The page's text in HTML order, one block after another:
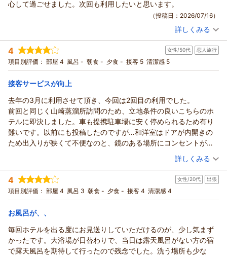
夜食のちゃんぽんは、お仕事終わりのひとときに手軽に召し上
がっていただけるようご用意しておりますので、ご満足いただ
けたことは私共にとっても大きな励みとなります。
よう、より一層のサービス向上に努めてまいります。
また出張でこちらへお越しの際は、ぜひ当ホテルへお立ち寄り
くださいませ。
お客様のまたのお越しを、スタッフ一同心よりお待ち申し上げ
ホテルアベストグランデ高槻 フロント 六車
（返信日：2026/07/21）
お部屋にあるメッセージカードはとても嬉しいです。いつも何が
書かれているのかなと楽しみです。帰りに渡して下さるクッキー
いつも当ホテルをご利用いただき、誠にありがとうございま
また、お忙しい中温かいご感想をお寄せいただきましたこと、
重ねて御礼申し上げます。
「大好きなホテルの一つ」とのお言葉をいただき、スタッフ一
同大変感激しております。
立地や大浴場、お部屋の清潔感に加え、私どものメッセージカ
ードやささやかなお菓子まで、細やかな点にお気づきいただ
しかしながら、大浴場のシャワーに関しまして、ご不便をおか
けしましたことを深くお詫び申し上げます。
せっかくのリラックスタイムに、使い勝手の面でご不自由をお
かけしてしまい、配慮が足りていなかったと猛省しておりま
す。
ご指摘いただいたシャワーフックにつきましては、スタッフが
より、通常よりも動きが硬くなっていた可能性がございます。
事前の確認やご案内が不足しており、誠に申し訳ございません
でした。
「これからも泊まりたい」というお客様の温かいお言葉を裏切
今後とも心地よい空間とおもてなしを提供できるよう努めてま
いります。
また次回、お客様の笑顔にお会いできる日を、スタッフ一同心
心して過ごせました。次回も利用したいと思います。
（投稿日：2026/07/16）
投稿者： さっちさん(女性/50代)
宿泊プラン： 【じゃらんスペシャルウィーク】是非ご試泊を！大浴場＆サウ
ナも有☆素泊まり
和洋室 食事なし
宿泊価格帯： 9,001～10,000円(大人一人あたり/税込)
この度は当ホテルをご利用いただき、誠にありがとうございま
す。
お部屋の清潔感やスタッフの対応につきまして、温かいお言葉
をいただき大変光栄でございます。
「また利用したい」とのお言葉は、スタッフにとって何よりの
次回大阪にお越しの際も、より快適なひとときを提供できるよ
う努めてまいります。
お客様にまたお会いできる日を、スタッフ一同心よりお待ち申
し上げております。
ホテルアベストグランデ高槻フロント 藤田
詳しくみる
4 女性/50代 恋人旅行
項目別評価： 部屋 4 風呂 - 朝食 - 夕食 - 接客 5 清潔感 5
接客サービスが向上
去年の3月に利用させて頂き、今回は2回目の利用でした。
前回と同じく山崎蒸溜所訪問のため、立地条件の良いこちらのホ
テルに即決しました。車も提携駐車場に安く停められるため有り
難いです。以前にも投稿したのですが…和洋室はドアが内開きの
ため出入りが狭くて不便なのと、鏡のある場所にコンセントがな
いためドライヤーが使いにくいのが前回と変わっていなかったた
めちょっと残念。入り口は仕方ないにしても、せめて鏡が別に準
備してあると助かるなぁと思いました。ただ接客・サービスは満
足です。みなさんがとても丁寧でチェックイン・チェックアウト
時はもちろん外出時のお見送りまで…とても気分良く過ごさせて
（笑）大浴場は時間がなくて利用できなかったので次回は出来た
ら利用したいと思います。
（投稿日：2026/07/09）
宿泊時期： 2026年07月宿泊 (恋人旅行)
投稿者： たまさん(女性/50代)
宿泊プラン： 【お得な２０％ＯＦＦ！】みんなうれしいハッピープライスプ
ラン！☆素泊まり
和洋室 食事なし
宿泊価格帯：
ホテルアベストグランデ高槻 なごみの湯からの返信
ご投稿者様
この度は、昨年に引き続き2度目のご利用をいただき、誠にあり
詳しくみる
4 女性/20代 出張
項目別評価： 部屋 4 風呂 3 朝食 - 夕食 - 接客 4 清潔感 4
お風呂が、、
毎回ホテルを出る度にお見送りしていただけるのが、少し気まず
かったです。大浴場が日替わりで、当日は露天風呂がない方の宿
で露天風呂を期待して行ったので残念でした。洗う場所も少な